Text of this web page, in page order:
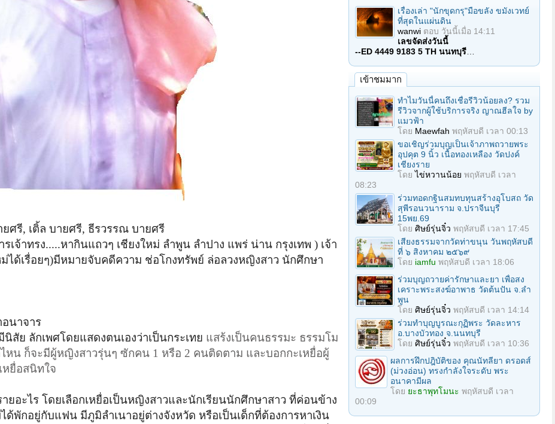
ศรี, เติ้ล บายศรี, ธีรวรรณ บายศรี
เจ้าทรง.....หากินแถวๆ เชียงใหม่ ลำพูน ลำปาง แพร่ น่าน กรุงเทพ ) เจ้า
ได้เรื่อยๆ)มีหมายจับคดีความ ช่อโกงทรัพย์ ล่อลวงหญิงสาว นักศึกษา
นาจาร
นิสัย ลักเพศโดยแสดงตนเองว่าเป็นกระเทย แสร้งเป็นคนธรรมะ ธรรมโม
หน ก็จะมีผู้หญิงสาวรุ่นๆ ซักคน 1 หรือ 2 คนติดตาม และบอกกะเหยื่อผู้
หยื่อสนิทใจ
ยอะไร โดยเลือกเหยื่อเป็นหญิงสาวและนักเรียนนักศึกษาสาว ที่ค่อนข้าง
ด้พักอยู่กับแฟน มีภูมิลำเนาอยู่ต่างจังหวัด หรือเป็นเด็กที่ต้องการหาเงิน
เรื่องเล่า "นักขุดกรุ"มือขลัง ขมังเวทย์
ที่สุดในแผ่นดิน
wanwi ตอบ วันนี้เมื่อ 14:11
เลขจัดส่งวันนี้
--ED 4449 9183 5 TH นนทบุรี
เข้าชมมาก
ทำไมวันนี้คนถึงเชื่อรีวิวน้อยลง? รวม
รีวิวจากผู้ใช้บริการจริง ญาณฮีลใจ by
แมวฟ้า
โดย Maewfah พฤหัสบดี เวลา 00:13
ขอเชิญร่วมบุญเป็นเจ้าภาพถวายพระ
อุปคุต 9 นิ้ว เนื้อทองเหลือง วัดปงค์
เชียงราย
โดยไข่หวานน้อย พฤหัสบดี เวลา
08:23
ร่วมทอดกฐินสมทบทุนสร้างอุโบสถ วัด
สุพีรอนวนาราม จ.ปราจีนบุรี
15พย.69
โดย ศิษย์รุ่นจิ๋ว พฤหัสบดี เวลา 17:45
เสียงธรรมจากวัดท่าขนุน วันพฤหัสบดี
ที่ ๖ สิงหาคม ๒๕๖๙
โดย iamfu พฤหัสบดี เวลา 18:06
ร่วมบุญถวายค่ารักษาและยา เพื่อสง
เคราะพระสงฆ์อาพาธ วัดต้นปัน จ.ลํา
พูน
โดย ศิษย์รุ่นจิ๋ว พฤหัสบดี เวลา 14:14
ร่วมทําบุญบูรณะกุฏิพระ วัดละหาร
อ.บางบัวทอง จ.นนทบุรี
โดย ศิษย์รุ่นจิ๋ว พฤหัสบดี เวลา 10:36
ผลการฝึกปฎิบัติของ คุณนัทลียา ดรอดส์
(ม่วงอ่อน) ทรงกำลังใจระดับ พระ
อนาคามีผล
โดย ยะธาพุทโมนะ พฤหัสบดี เวลา
00:09